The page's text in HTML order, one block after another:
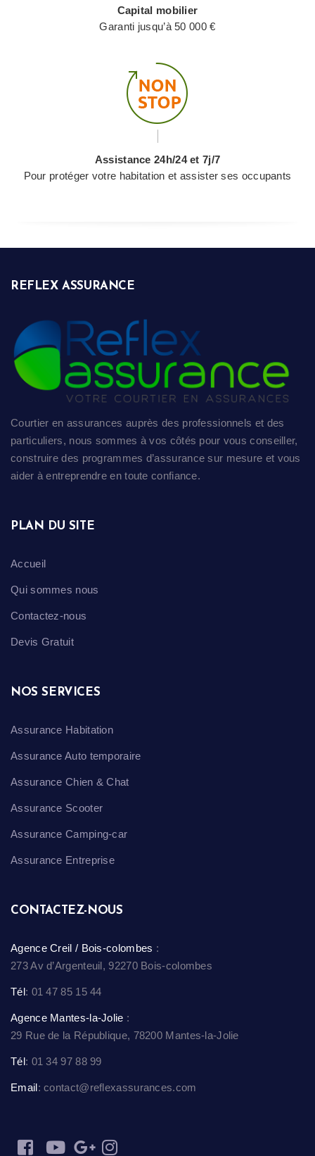
Capital mobilier
Garanti jusqu’à 50 000 €
Assistance 24h/24 et 7j/7
Pour protéger votre habitation et assister ses occupants
REFLEX ASSURANCE
Courtier en assurances auprès des professionnels et des
particuliers, nous sommes à vos côtés pour vous conseiller,
construire des programmes d’assurance sur mesure et vous
aider à entreprendre en toute confiance.
PLAN DU SITE
Accueil
Qui sommes nous
Contactez-nous
Devis Gratuit
NOS SERVICES
Assurance Habitation
Assurance Auto temporaire
Assurance Chien & Chat
Assurance Scooter
Assurance Camping-car
Assurance Entreprise
CONTACTEZ-NOUS
Agence Creil / Bois-colombes :
273 Av d’Argenteuil, 92270 Bois-colombes
Tél: 01 47 85 15 44
Agence Mantes-la-Jolie :
29 Rue de la République, 78200 Mantes-la-Jolie
Tél: 01 34 97 88 99
Email: contact@reflexassurances.com